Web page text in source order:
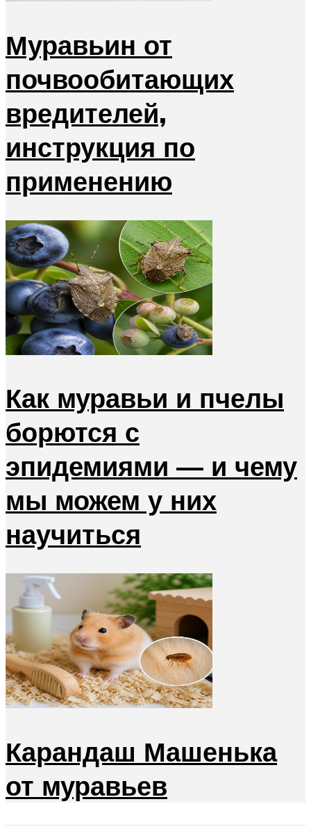
Муравьин от
почвообитающих
вредителей,
инструкция по
применению
Как муравьи и пчелы
борются с
эпидемиями — и чему
мы можем у них
научиться
Карандаш Машенька
от муравьев